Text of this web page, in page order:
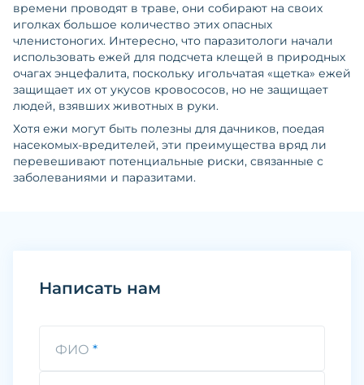
времени проводят в траве, они собирают на своих
иголках большое количество этих опасных
членистоногих. Интересно, что паразитологи начали
использовать ежей для подсчета клещей в природных
очагах энцефалита, поскольку игольчатая «щетка» ежей
защищает их от укусов кровососов, но не защищает
людей, взявших животных в руки.
Хотя ежи могут быть полезны для дачников, поедая
насекомых-вредителей, эти преимущества вряд ли
перевешивают потенциальные риски, связанные с
заболеваниями и паразитами.
Написать нам
ФИО